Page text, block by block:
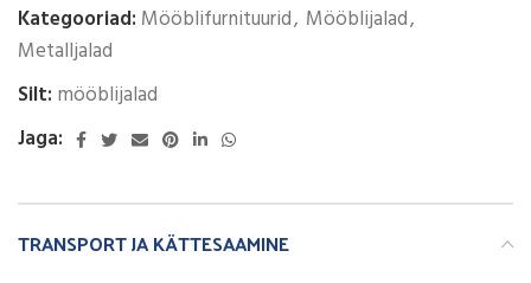
Kategooriad: Mööblifurnituurid, Mööblijalad,
Metalljalad
Silt: mööblijalad
Jaga:
TRANSPORT JA KÄTTESAAMINE